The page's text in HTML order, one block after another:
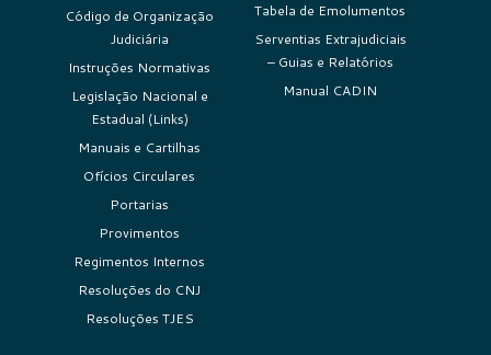
Código de Organização
Judiciária
Instruções Normativas
Legislação Nacional e
Estadual (Links)
Manuais e Cartilhas
Ofícios Circulares
Portarias
Provimentos
Regimentos Internos
Resoluções do CNJ
Resoluções TJES
Tabela de Emolumentos
Serventias Extrajudiciais
– Guias e Relatórios
Manual CADIN